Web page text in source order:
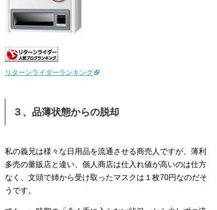
リターンライダーランキング
３、品薄状態からの脱却
私の義兄は様々な日用品を流通させる商売人ですが、薄利
多売の量販店と違い、個人商店は仕入れ値が高いのは仕方
なく、文頭で姉から受け取ったマスクは１枚70円なのだそ
うです。